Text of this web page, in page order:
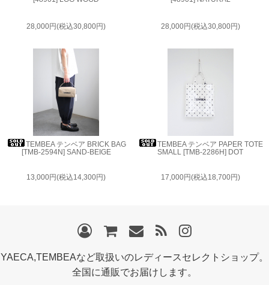
28,000円(税込30,800円) 28,000円(税込30,800円)
TEMBEA テンベア BRICK BAG
[TMB-2594N] SAND-BEIGE
13,000円(税込14,300円)
TEMBEA テンベア PAPER TOTE
SMALL [TMB-2286H] DOT
17,000円(税込18,700円)
YAECA,TEMBEAなど取扱いのレディースセレクトショップ。
全国に通販でお届けします。